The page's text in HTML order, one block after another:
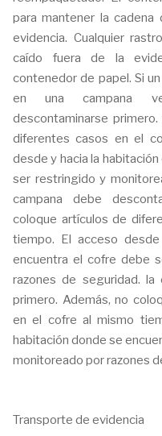
para mantener la
evidencia. Cualquier
caído fuera de la
contenedor de papel. Si
en una campana
descontaminarse
diferentes casos en el
desde y hacia la
ser restringido y
campana debe
coloque artículos de
tiempo. El acceso
encuentra el cofre debe
razones de seguridad. la
primero. Además, no
en el cofre al mismo
habitación donde se
monitoreado por razones
Transporte de evidencia